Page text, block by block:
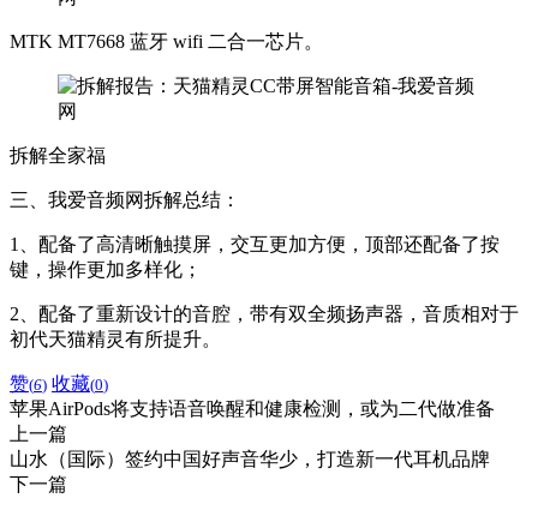
MTK MT7668 蓝牙 wifi 二合一芯片。
拆解全家福
三、我爱音频网拆解总结：
1、配备了高清晰触摸屏，交互更加方便，顶部还配备了按
键，操作更加多样化；
2、配备了重新设计的音腔，带有双全频扬声器，音质相对于
初代天猫精灵有所提升。
赞(6) 收藏(0)
苹果AirPods将支持语音唤醒和健康检测，或为二代做准备
上一篇
山水（国际）签约中国好声音华少，打造新一代耳机品牌
下一篇